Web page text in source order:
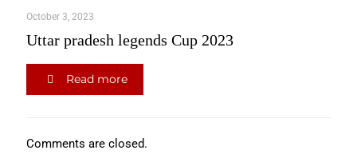
October 3, 2023
Uttar pradesh legends Cup 2023
Read more
Comments are closed.